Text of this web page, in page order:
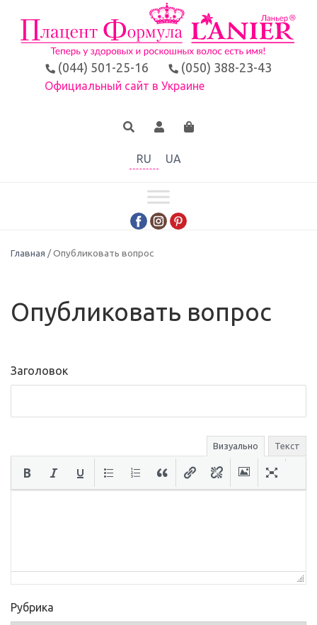
(044) 501-25-16 (050) 388-23-43
Официальный сайт в Украине
RU UA
Главная / Опубликовать вопрос
Опубликовать вопрос
Заголовок
Визуально Текст
Рубрика